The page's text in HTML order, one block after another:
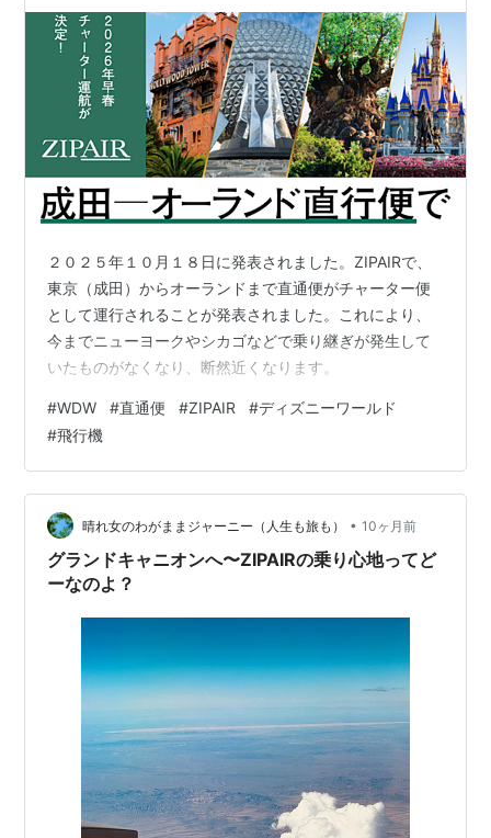
２０２５年１０月１８日に発表されました。ZIPAIRで、
東京（成田）からオーランドまで直通便がチャーター便
として運行されることが発表されました。これにより、
今までニューヨークやシカゴなどで乗り継ぎが発生して
いたものがなくなり、断然近くなります。
#WDW #直通便 #ZIPAIR #ディズニーワールド
#飛行機
晴れ女のわがままジャーニー（人生も旅も） • 10ヶ月前
グランドキャニオンへ〜ZIPAIRの乗り心地ってど
ーなのよ？